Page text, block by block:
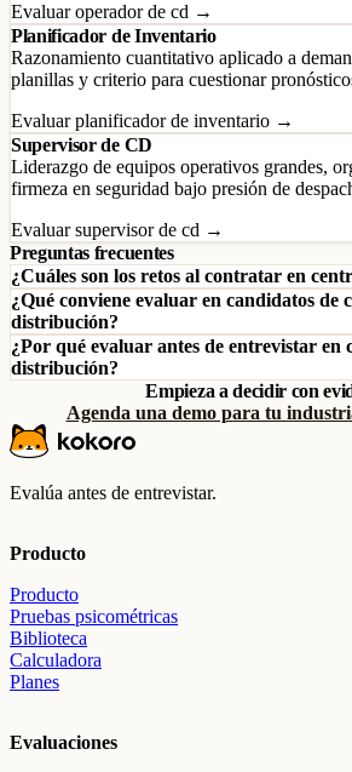
Evaluar operador de cd →
Planificador de Inventario
Razonamiento cuantitativo aplicado a
planillas y criterio para cuestionar
Evaluar planificador de inventario →
Supervisor de CD
Liderazgo de equipos operativos grandes,
firmeza en seguridad bajo presión de
Evaluar supervisor de cd →
Preguntas frecuentes
¿Cuáles son los retos al contratar en
¿Qué conviene evaluar en candidatos de
distribución?
¿Por qué evaluar antes de entrevistar en
distribución?
Empieza a decidir con
Agenda una demo para tu
Evalúa antes de entrevistar.
Producto
Producto
Pruebas psicométricas
Biblioteca
Calculadora
Planes
Evaluaciones